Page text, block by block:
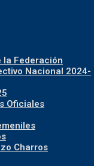
la Federación
Nacional 2024-
Oficiales
Charros